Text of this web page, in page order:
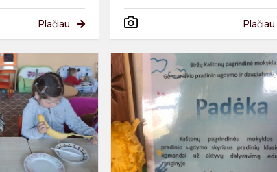
Plačiau Plačiau
Mamyčių
dienos
šventė